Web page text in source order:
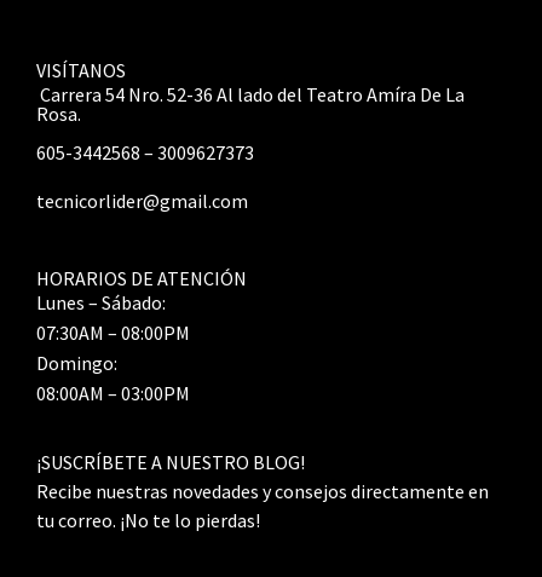
VISÍTANOS
Carrera 54 Nro. 52-36 Al lado del Teatro Amíra De La
Rosa.
605-3442568 – 3009627373
tecnicorlider@gmail.com
HORARIOS DE ATENCIÓN
Lunes – Sábado:
07:30AM – 08:00PM
Domingo:
08:00AM – 03:00PM
¡SUSCRÍBETE A NUESTRO BLOG!
Recibe nuestras novedades y consejos directamente en
tu correo. ¡No te lo pierdas!